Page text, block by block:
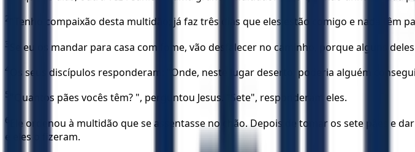
2 "Tenho compaixão desta multidão; já faz três dias que eles estão comigo e nada têm
3 Se eu os mandar para casa com fome, vão desfalecer no caminho, porque alguns
4 Os seus discípulos responderam: "Onde, neste lugar deserto, poderia alguém
5 "Quantos pães vocês têm? ", perguntou Jesus. "Sete", responderam eles.
6
Ele ordenou à multidão que se assentasse no chão. Depois de tomar os sete pães e
e eles o fizeram.